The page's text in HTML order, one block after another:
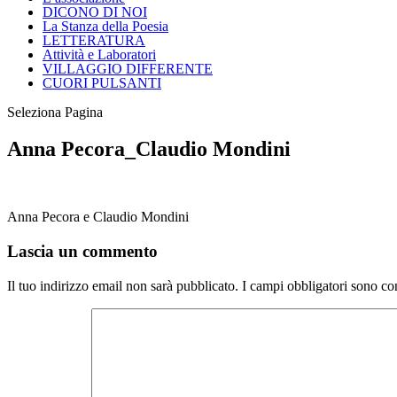
DICONO DI NOI
La Stanza della Poesia
LETTERATURA
Attività e Laboratori
VILLAGGIO DIFFERENTE
CUORI PULSANTI
Seleziona Pagina
Anna Pecora_Claudio Mondini
Anna Pecora e Claudio Mondini
Lascia un commento
Il tuo indirizzo email non sarà pubblicato. I campi obbligatori sono